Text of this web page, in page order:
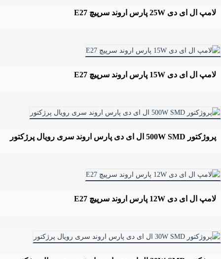
لامپ ال ای دی 25W پارس اروند سرپیچ E27
لامپ ال ای دی 15W پارس اروند سرپیچ E27
پروژکتور 500W SMD ال ای دی پارس اروند سری رویال پرژکتور
لامپ ال ای دی 12W پارس اروند سرپیچ E27